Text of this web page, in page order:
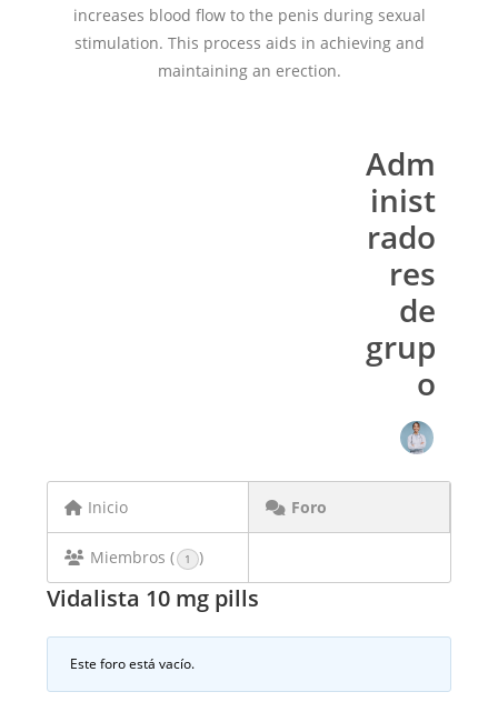
increases blood flow to the penis during sexual
stimulation. This process aids in achieving and
maintaining an erection.
Adm
inist
rado
res
de
grup
o
Inicio Foro
Miembros ( 1 )
Vidalista 10 mg pills
Este foro está vacío.